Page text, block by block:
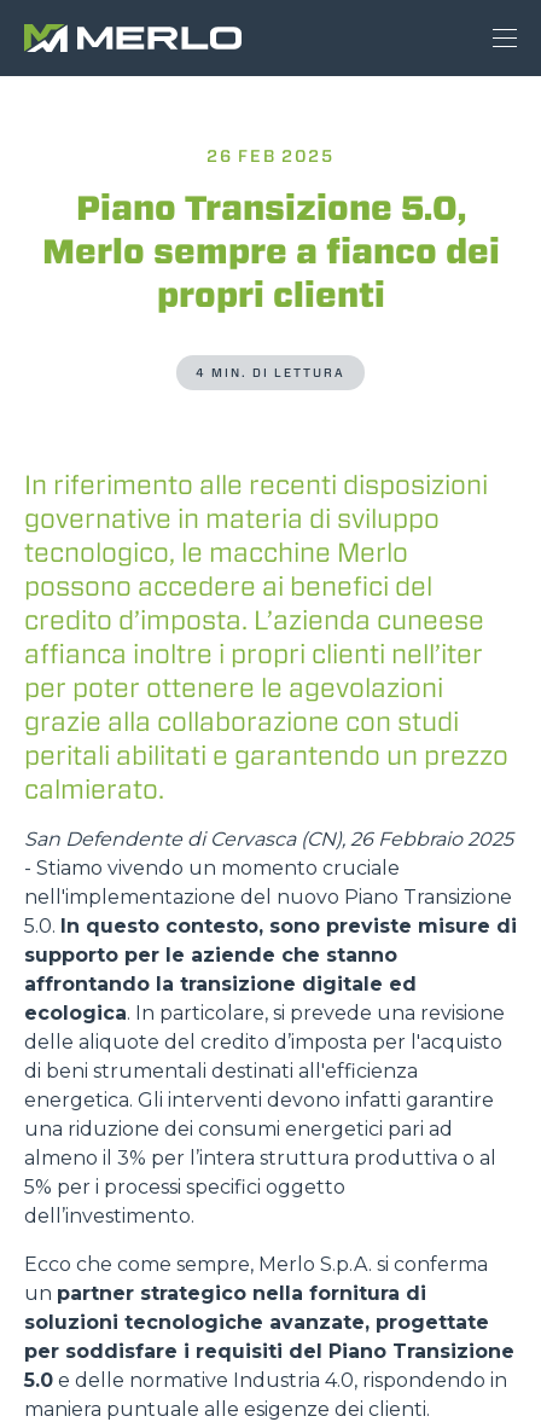
26 FEB 2025
Piano Transizione 5.0,
Merlo sempre a fianco dei
propri clienti
4 MIN. DI LETTURA
In riferimento alle recenti disposizioni
governative in materia di sviluppo
tecnologico, le macchine Merlo
possono accedere ai benefici del
credito d’imposta. L’azienda cuneese
affianca inoltre i propri clienti nell’iter
per poter ottenere le agevolazioni
grazie alla collaborazione con studi
peritali abilitati e garantendo un prezzo
calmierato.
San Defendente di Cervasca (CN), 26 Febbraio 2025
- Stiamo vivendo un momento cruciale
nell'implementazione del nuovo Piano Transizione
5.0. In questo contesto, sono previste misure di
supporto per le aziende che stanno
affrontando la transizione digitale ed
ecologica. In particolare, si prevede una revisione
delle aliquote del credito d’imposta per l'acquisto
di beni strumentali destinati all'efficienza
energetica. Gli interventi devono infatti garantire
una riduzione dei consumi energetici pari ad
almeno il 3% per l’intera struttura produttiva o al
5% per i processi specifici oggetto
dell’investimento.
Ecco che come sempre, Merlo S.p.A. si conferma
un partner strategico nella fornitura di
soluzioni tecnologiche avanzate, progettate
per soddisfare i requisiti del Piano Transizione
5.0 e delle normative Industria 4.0, rispondendo in
maniera puntuale alle esigenze dei clienti.